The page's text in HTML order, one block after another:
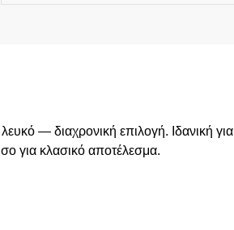
— διαχρονική επιλογή. Ιδανική για
για κλασικό αποτέλεσμα.